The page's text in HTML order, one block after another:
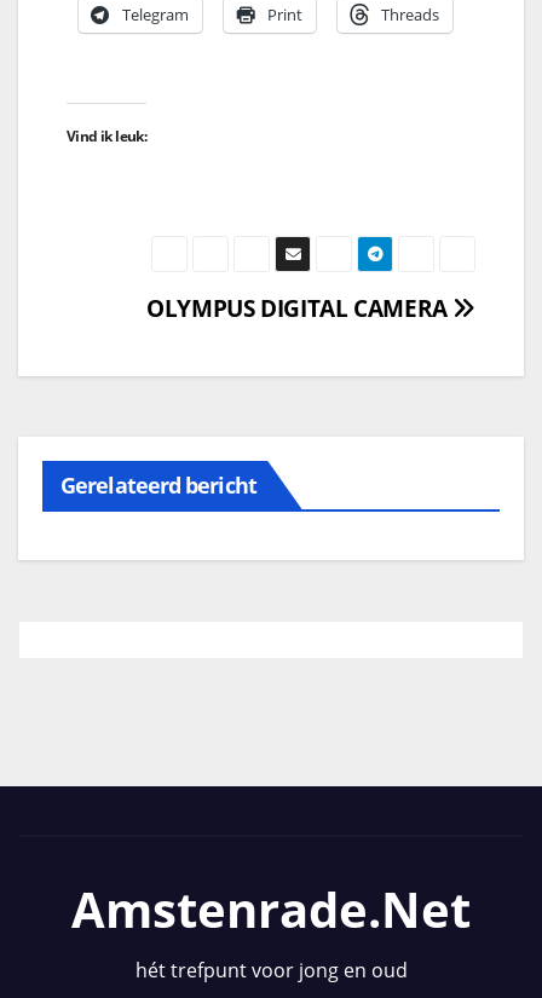
Telegram Print Threads
Vind ik leuk:
OLYMPUS DIGITAL CAMERA
Gerelateerd bericht
Amstenrade.net
hét trefpunt voor jong en oud